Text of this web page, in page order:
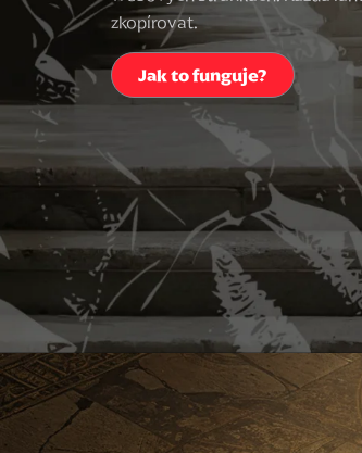
zkopírovat.
Jak to funguje?